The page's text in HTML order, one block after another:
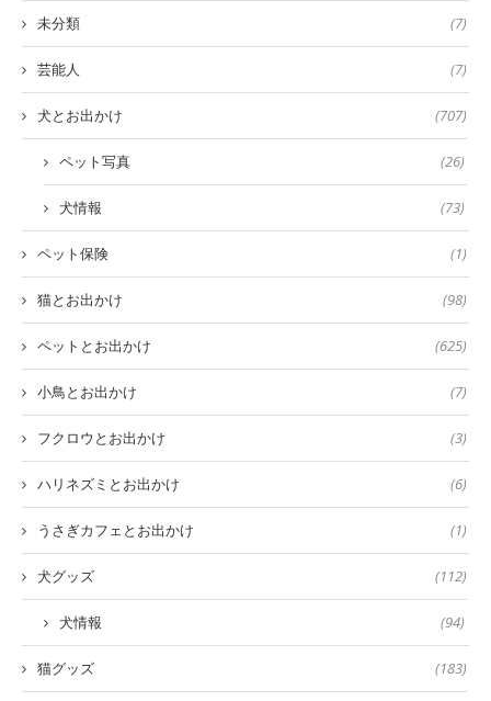
未分類 (7)
芸能人 (7)
犬とお出かけ (707)
ペット写真 (26)
犬情報 (73)
ペット保険 (1)
猫とお出かけ (98)
ペットとお出かけ (625)
小鳥とお出かけ (7)
フクロウとお出かけ (3)
ハリネズミとお出かけ (6)
うさぎカフェとお出かけ (1)
犬グッズ (112)
犬情報 (94)
猫グッズ (183)